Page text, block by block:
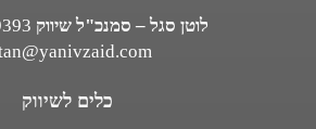
לוטן סגל – סמנכ"ל שיווק
כלים לשיווק